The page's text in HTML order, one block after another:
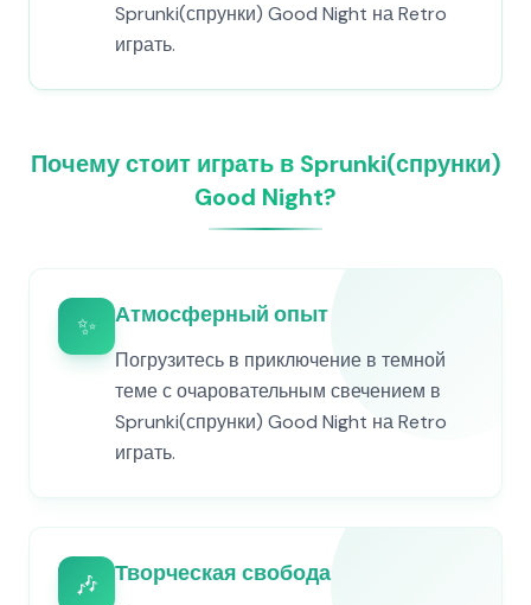
Sprunki(спрунки) Good Night на Retro
играть.
Почему стоит играть в Sprunki(спрунки)
Good Night?
✨ Атмосферный опыт
Погрузитесь в приключение в темной
теме с очаровательным свечением в
Sprunki(спрунки) Good Night на Retro
играть.
🎶 Творческая свобода